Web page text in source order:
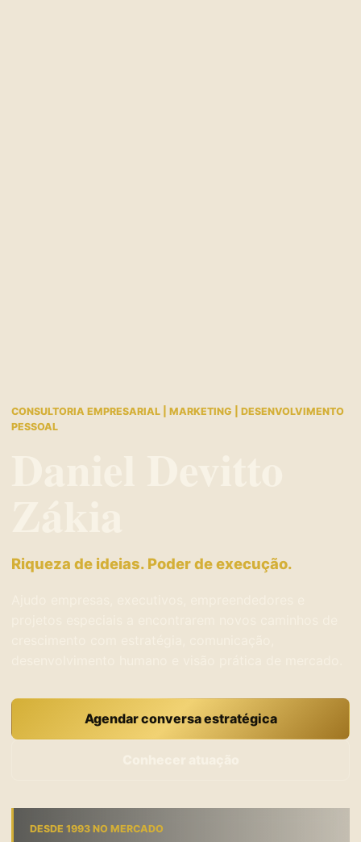
CONSULTORIA EMPRESARIAL | MARKETING | DESENVOLVIMENTO
PESSOAL
Riqueza de ideias. Poder de execução.
Agendar conversa estratégica
DESDE 1993 NO MERCADO